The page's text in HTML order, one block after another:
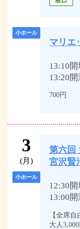
小ホール
マリエ
13:10開
13:20開
700円
3
(月)
小ホール
第六回
宮沢賢
12:30開
13:00開
【全席自
大人3,000